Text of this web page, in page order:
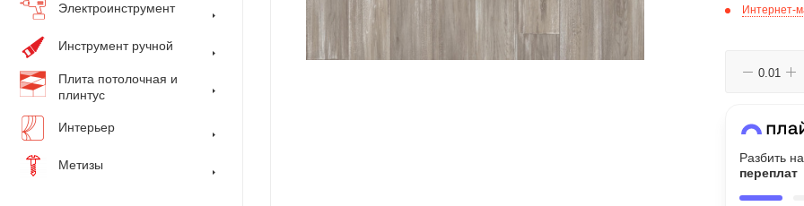
Электроинструмент
Инструмент ручной
Плита потолочная и
плинтус
Интерьер
Метизы
Интернет-
Разбить
переплат
Оплачивайте сегодня только
25% картой любого банка
с вашей карты